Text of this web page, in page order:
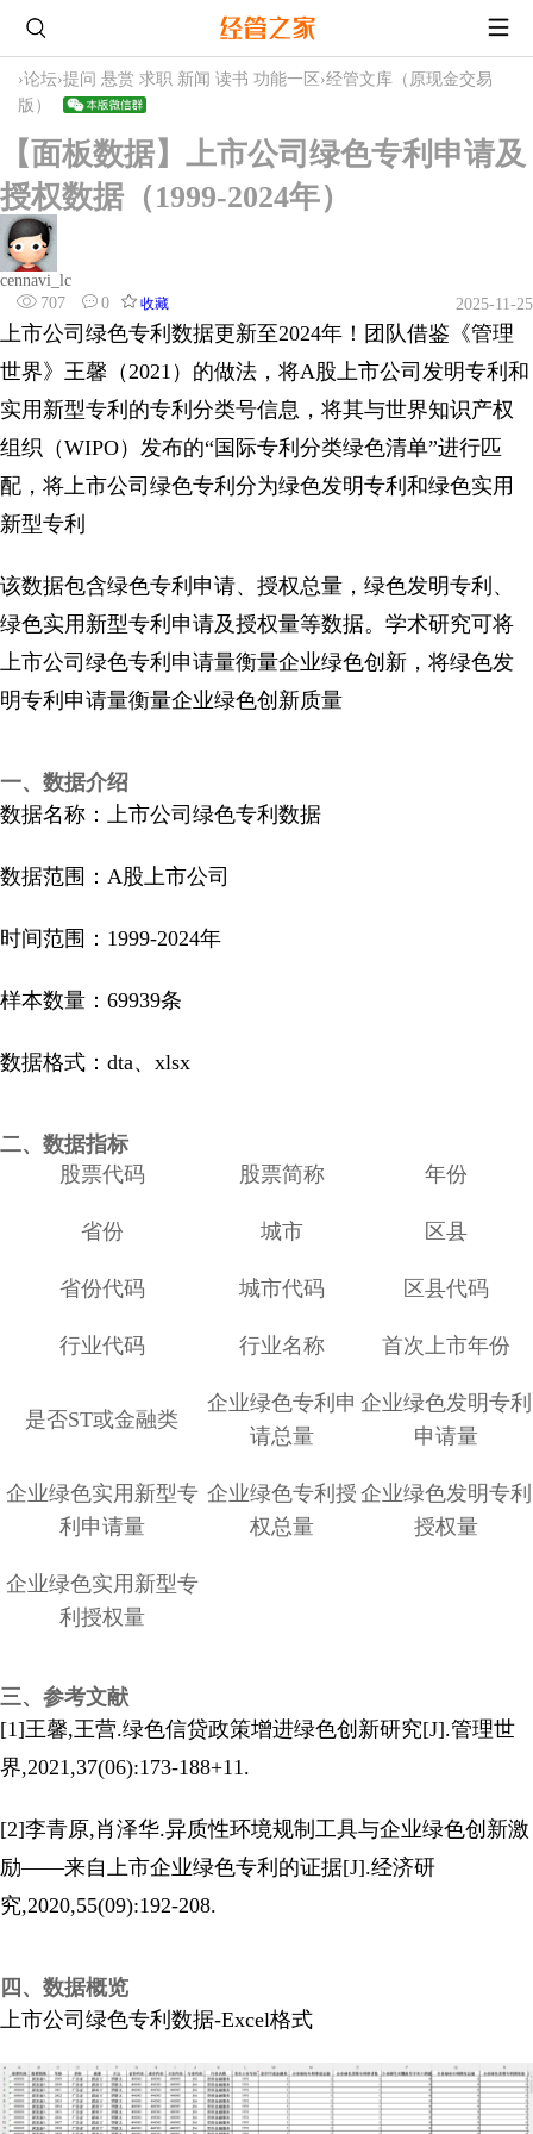
›论坛›提问 悬赏 求职 新闻 读书 功能一区 ›经管文库（原现金交易
版）
【面板数据】上市公司绿色专利申请及
授权数据（1999-2024年）
cennavi_lc
707
0 收藏 2025-11-25
上市公司绿色专利数据更新至2024年！团队借鉴《管理
世界》王馨（2021）的做法，将A股上市公司发明专利和
实用新型专利的专利分类号信息，将其与世界知识产权
组织（WIPO）发布的“国际专利分类绿色清单”进行匹
配，将上市公司绿色专利分为绿色发明专利和绿色实用
新型专利
该数据包含绿色专利申请、授权总量，绿色发明专利、
绿色实用新型专利申请及授权量等数据。学术研究可将
上市公司绿色专利申请量衡量企业绿色创新，将绿色发
明专利申请量衡量企业绿色创新质量
一、数据介绍
数据名称：上市公司绿色专利数据
数据范围：A股上市公司
时间范围：1999-2024年
样本数量：69939条
数据格式：dta、xlsx
二、数据指标
股票代码
股票简称 年份
省份 城市 区县
省份代码 城市代码 区县代码
行业代码 行业名称 首次上市年份
是否ST或金融类
企业绿色专利申
请总量
企业绿色发明专利
申请量
企业绿色实用新型专
利申请量
企业绿色专利授
权总量
企业绿色发明专利
授权量
企业绿色实用新型专
利授权量
三、参考文献
[1]王馨,王营.绿色信贷政策增进绿色创新研究[J].管理世
界,2021,37(06):173-188+11.
[2]李青原,肖泽华.异质性环境规制工具与企业绿色创新激
励——来自上市企业绿色专利的证据[J].经济研
究,2020,55(09):192-208.
四、数据概览
上市公司绿色专利数据-Excel格式